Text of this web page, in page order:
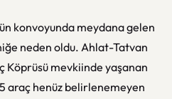
konvoyunda meydana gelen
neden oldu. Ahlat-Tatvan
Köprüsü mevkiinde yaşanan
araç henüz belirlenemeyen